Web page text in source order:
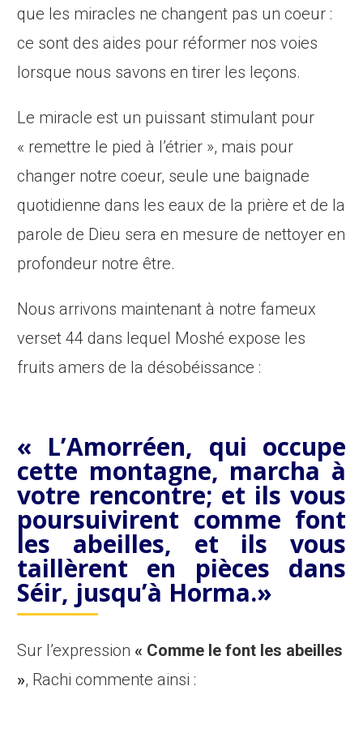
que les miracles ne changent pas un coeur :
ce sont des aides pour réformer nos voies
lorsque nous savons en tirer les leçons.
Le miracle est un puissant stimulant pour
« remettre le pied à l’étrier », mais pour
changer notre coeur, seule une baignade
quotidienne dans les eaux de la prière et de la
parole de Dieu sera en mesure de nettoyer en
profondeur notre être.
Nous arrivons maintenant à notre fameux
verset 44 dans lequel Moshé expose les
fruits amers de la désobéissance :
« L’Amorréen, qui occupe
cette montagne, marcha à
votre rencontre; et ils vous
poursuivirent comme font
les abeilles, et ils vous
taillèrent en pièces dans
Séir, jusqu’à Horma.»
Sur l’expression« Comme le font les abeilles
», Rachi commente ainsi :